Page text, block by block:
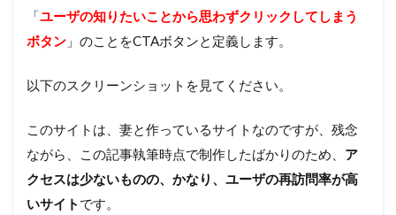
「ユーザの知りたいことから思わずクリックしてしまう
ボタン 」のことをCTAボタンと定義します。
以下のスクリーンショットを見てください。
このサイトは、妻と作っているサイトなのですが、残念
ながら、この記事執筆時点で制作したばかりのため、 ア
クセスは少ないものの、かなり、ユーザの再訪問率が高
いサイト です。